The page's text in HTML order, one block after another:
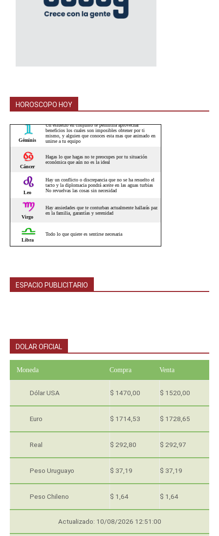
HOROSCOPO HOY
ESPACIO PUBLICITARIO
DOLAR OFICIAL
Moneda Compra Venta
Dólar USA $ 1470,00 $ 1520,00
Euro $ 1714,53 $ 1728,65
Real $ 292,80 $ 292,97
Peso Uruguayo $ 37,19 $ 37,19
Peso Chileno $ 1,64 $ 1,64
Actualizado: 10/08/2026 12:51:00